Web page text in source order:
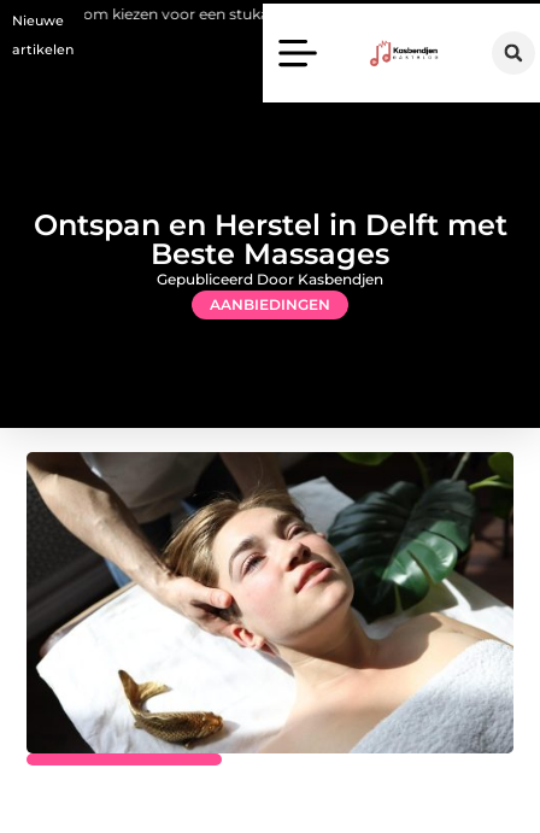
Nieuwe
artikelen
een stukadoor in Amersfoort?
Ontspan en Herstel in Delft met
Beste Massages
AANBIEDINGEN
Gepubliceerd Door Kasbendjen